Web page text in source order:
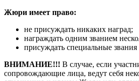
Жюри имеет право:
не присуждать никаких наград;
награждать одним званием
присуждать специальные
ВНИМАНИЕ!!! В случае, если
сопровождающие лица, ведут себя